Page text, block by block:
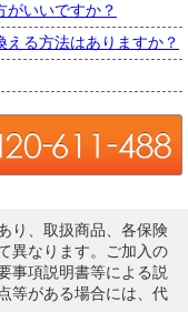
がいいですか？
る方法はありますか？
り、取扱商品、各保険
異なります。ご加入の
事項説明書等による説
等がある場合には、代